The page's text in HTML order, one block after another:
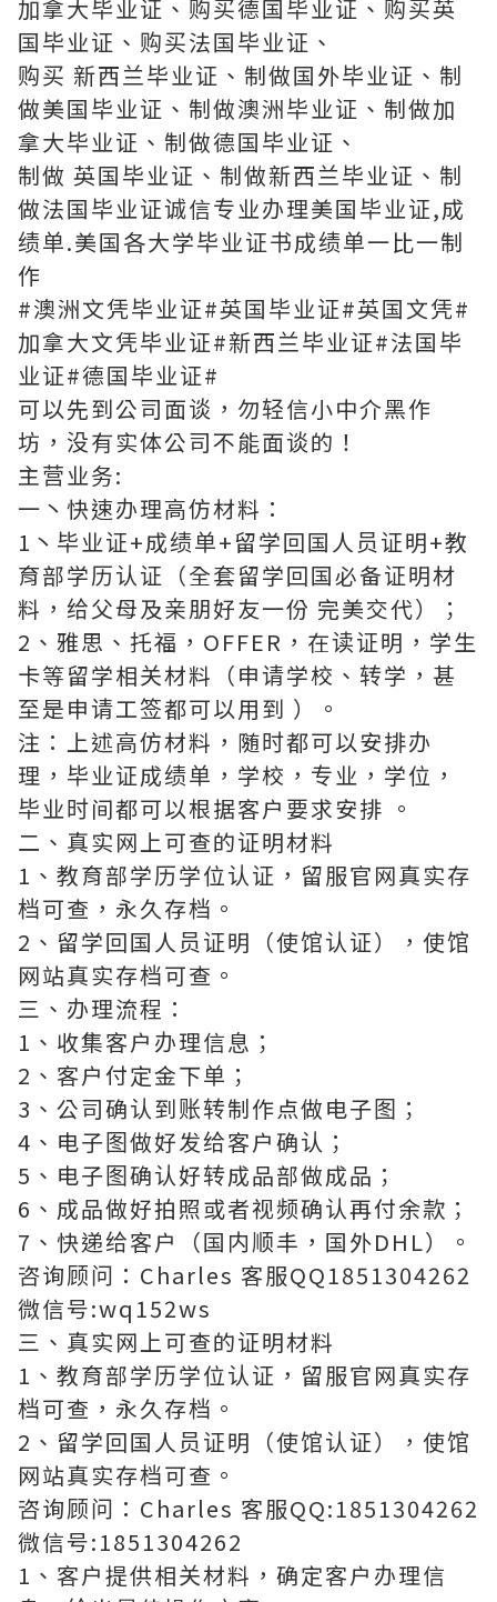
加拿大毕业证、购买德国毕业证、购买英
国毕业证、购买法国毕业证、
购买 新西兰毕业证、制做国外毕业证、制
做美国毕业证、制做澳洲毕业证、制做加
拿大毕业证、制做德国毕业证、
制做 英国毕业证、制做新西兰毕业证、制
做法国毕业证诚信专业办理美国毕业证,成
绩单.美国各大学毕业证书成绩单一比一制
作
#澳洲文凭毕业证#英国毕业证#英国文凭#
加拿大文凭毕业证#新西兰毕业证#法国毕
业证#德国毕业证#
可以先到公司面谈，勿轻信小中介黑作
坊，没有实体公司不能面谈的！
主营业务:
一丶快速办理高仿材料：
1丶毕业证+成绩单+留学回国人员证明+教
育部学历认证（全套留学回国必备证明材
料，给父母及亲朋好友一份 完美交代）；
2、雅思、托福，OFFER，在读证明，学生
卡等留学相关材料（申请学校、转学，甚
至是申请工签都可以用到 ）。
注：上述高仿材料，随时都可以安排办
理，毕业证成绩单，学校，专业，学位，
毕业时间都可以根据客户要求安排 。
二、真实网上可查的证明材料
1、教育部学历学位认证，留服官网真实存
档可查，永久存档。
2、留学回国人员证明（使馆认证），使馆
网站真实存档可查。
三、办理流程：
1、收集客户办理信息；
2、客户付定金下单；
3、公司确认到账转制作点做电子图；
4、电子图做好发给客户确认；
5、电子图确认好转成品部做成品；
6、成品做好拍照或者视频确认再付余款；
7、快递给客户（国内顺丰，国外DHL）。
咨询顾问：Charles 客服QQ1851304262
微信号:wq152ws
三、真实网上可查的证明材料
1、教育部学历学位认证，留服官网真实存
档可查，永久存档。
2、留学回国人员证明（使馆认证），使馆
网站真实存档可查。
咨询顾问：Charles 客服QQ:1851304262
微信号:1851304262
1、客户提供相关材料，确定客户办理信